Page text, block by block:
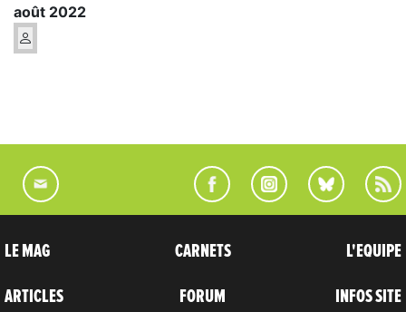
août 2022
LE MAG
ARTICLES
CARNETS
FORUM
L'EQUIPE
INFOS SITE